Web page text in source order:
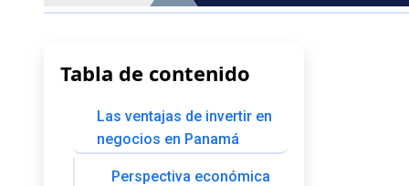
Tabla de contenido
Las ventajas de invertir en
negocios en Panamá
Perspectiva económica